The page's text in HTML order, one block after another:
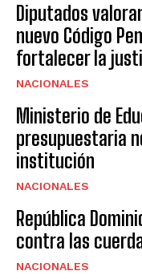
Diputados
nuevo Código
fortalecer la
NACIONALES
Ministerio de
presupuestaria
institución
NACIONALES
República
contra las
NACIONALES